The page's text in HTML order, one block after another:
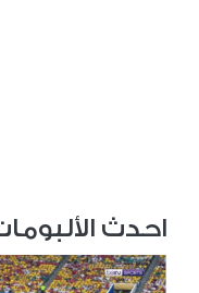
احدث